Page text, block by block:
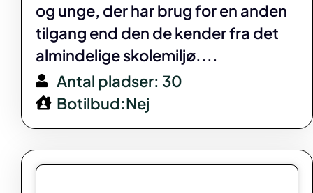
og unge, der har brug for en anden
tilgang end den de kender fra det
almindelige skolemiljø....
Antal pladser: 30
Botilbud:Nej